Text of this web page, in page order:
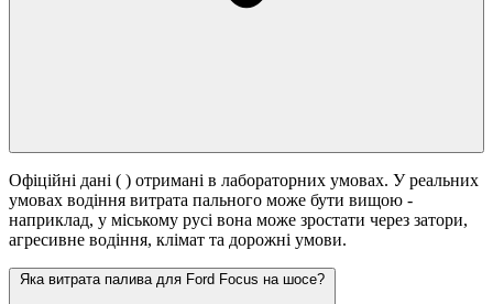
Офіційні дані ( ) отримані в лабораторних умовах. У реальних
умовах водіння витрата пального може бути вищою -
наприклад, у міському русі вона може зростати через затори,
агресивне водіння, клімат та дорожні умови.
Яка витрата палива для Ford Focus на шосе?